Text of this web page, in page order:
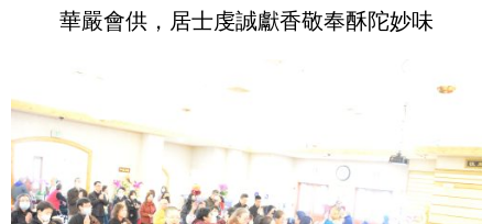
華嚴會供，居士虔誠獻香敬奉酥陀妙味